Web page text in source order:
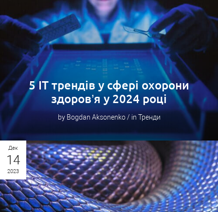
5 IT трендів у сфері охорони
здоров’я у 2024 році
by Bogdan Aksonenko / in Тренди
Дек
14
2023